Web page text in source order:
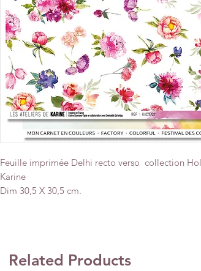
Feuille imprimée Delhi recto verso collection
Karine
Dim 30,5 X 30,5 cm.
Related Products